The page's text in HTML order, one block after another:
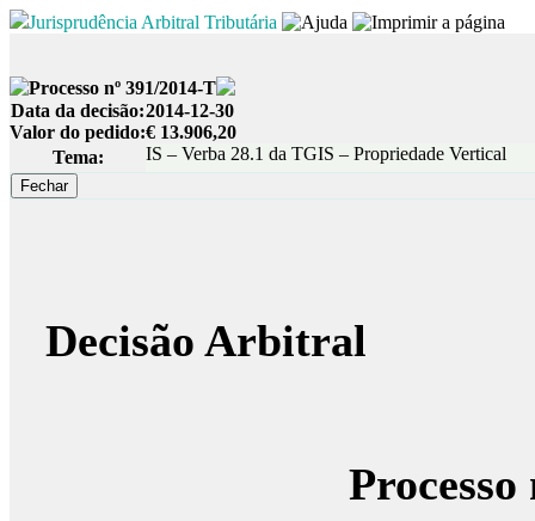
Jurisprudência Arbitral Tributária
Processo nº 391/2014-T
Data da decisão:2014-12-30
Valor do pedido:€ 13.906,20
Tema:
IS – Verba 28.1 da TGIS – Propriedade Vertical
Decisão Arbitral
Processo